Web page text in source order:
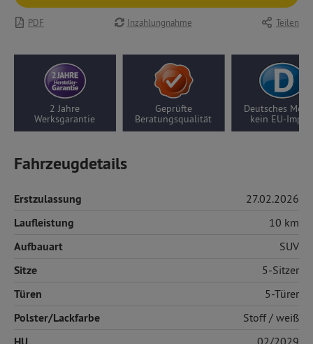
PDF Inzahlungnahme Teilen
Geprüfte
Beratungsqualität
Deutsches Modell,
kein EU-Import
10 Jahre
Fahrzeugdetails
Erstzulassung 27.02.2026
Laufleistung 10 km
Aufbauart SUV
Sitze 5-Sitzer
Türen 5-Türer
Polster/Lackfarbe Stoff/ weiß
02/2029